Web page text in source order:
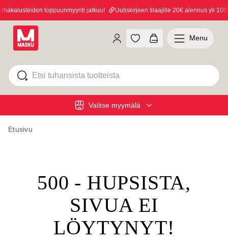
loppuunmyynti jatkuu! Uutiskirjeen tilaajille 20€ alennus yli 100€
Valitse myymälä
Menu
Etusivu
500 - HUPSISTA,
SIVUA EI
LÖYTYNYT!